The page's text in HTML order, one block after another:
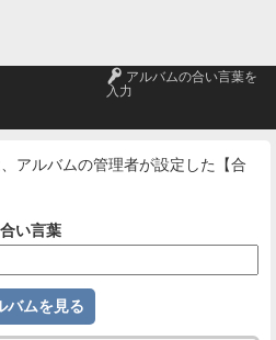
🔑 アルバムの合い言葉を
入力
アルバムの管理者が設定した【合
合い言葉